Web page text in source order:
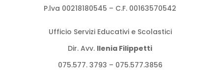
P.lva 00218180545 – C.F. 00163570542
Ufficio Servizi Educativi e Scolastici
Dir. Avv. llenia Filippetti
075.577. 3793 – 075.577.3856